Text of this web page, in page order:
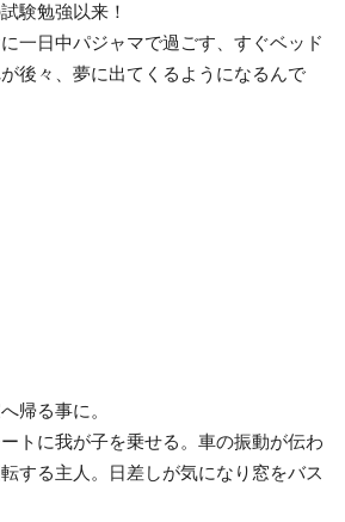
験勉強以来！
一日中パジャマで過ごす、すぐベッド
後々、夢に出てくるようになるんで
帰る事に。
トに我が子を乗せる。車の振動が伝わ
する主人。日差しが気になり窓をバス